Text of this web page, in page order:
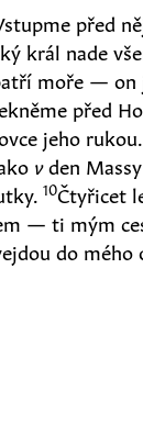
před
král nade
moře — on
před
jeho
vden
10Čtyřicet
— ti mým
do mého